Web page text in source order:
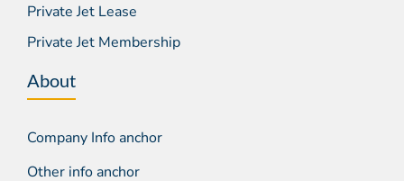
Private Jet Lease
Private Jet Membership
About
Company Info anchor
Other info anchor